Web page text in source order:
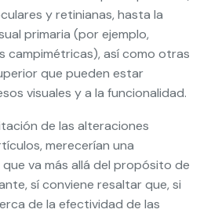
y retinianas, hasta la
primaria (por ejemplo,
campimétricas), así como otras
que pueden estar
visuales y a la funcionalidad.
de las alteraciones
merecerían una
va más allá del propósito de
sí conviene resaltar que, si
de la efectividad de las